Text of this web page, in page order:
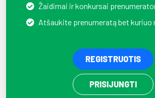
Žaidimai ir konkursai
Atšaukite prenumeratą bet kuriuo
REGISTRUOTIS
PRISIJUNGTI